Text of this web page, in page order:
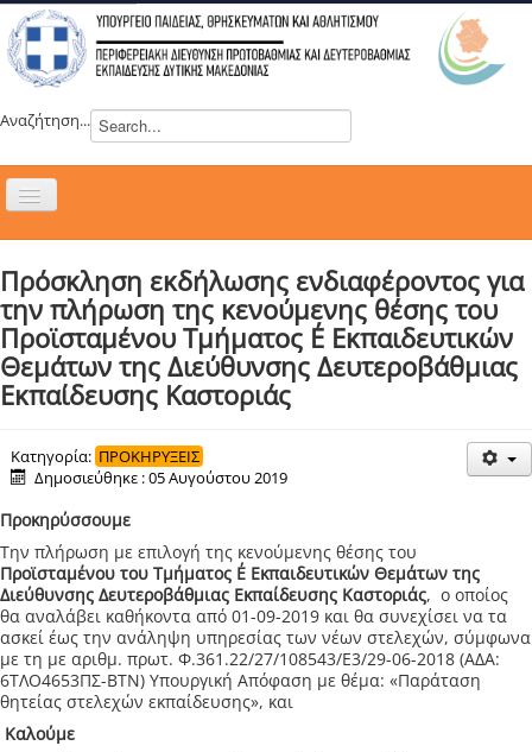
Αναζήτηση...
Εναλλαγή
ΝΕΑ
ΣΥΜΒΟΥΛΙΑ
ΕΥΡΩΠΑΪΚΑ ΠΡΟΓΡΑΜΜΑΤΑ
ΜΑΘΗΤΕΙΑ
ΔΡΑΣΕΙΣ
ΕΠΙΚΟΙΝΩΝΙΑ
ΕΞ ΑΠΟΣΤΑΣΕΩΣ ΕΚΠΑΙΔΕΥΣΗ
Πρόσκληση εκδήλωσης ενδιαφέροντος για
την πλήρωση της κενούμενης θέσης του
Προϊσταμένου Τμήματος Ε΄ Εκπαιδευτικών
Θεμάτων της Διεύθυνσης Δευτεροβάθμιας
Εκπαίδευσης Καστοριάς
Κατηγορία: ΠΡΟΚΗΡΥΞΕΙΣ
Δημοσιεύθηκε : 05 Αυγούστου 2019
Προκηρύσσουμε
Την πλήρωση με επιλογή της κενούμενης θέσης του
Προϊσταμένου του Τμήματος Ε΄ Εκπαιδευτικών Θεμάτων της
Διεύθυνσης Δευτεροβάθμιας Εκπαίδευσης Καστοριάς, ο οποίος
θα αναλάβει καθήκοντα από 01-09-2019 και θα συνεχίσει να τα
ασκεί έως την ανάληψη υπηρεσίας των νέων στελεχών, σύμφωνα
με τη με αριθμ. πρωτ. Φ.361.22/27/108543/Ε3/29-06-2018 (ΑΔΑ:
6ΤΛΟ4653ΠΣ-ΒΤΝ) Υπουργική Απόφαση με θέμα: «Παράταση
θητείας στελεχών εκπαίδευσης», και
Καλούμε